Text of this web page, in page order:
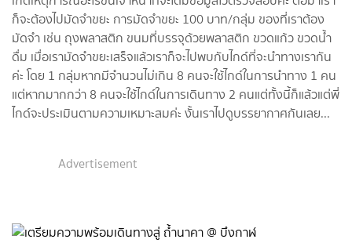
ก็จะต้องไปมัดจำขยะ การมัดจำขยะ 100 บาท/กลุ่ม ของที่เราต้อง
มัดจำ เช่น ถุงพลาสติก ขนมที่บรรจุด้วยพลาสติก ขวดแก้ว ขวดน้ำ
ดื่ม เมื่อเรามัดจำขยะเสร็จแล้วเราก็จะไปพบกับไกด์ที่จะนำทางเรากัน
ค่ะ โดย 1 กลุ่มหากมีจำนวนไม่เกิน 8 คนจะใช้ไกด์ในการนำทาง 1 คน
แต่หากมากกว่า 8 คนจะใช้ไกด์ในการเดินทาง 2 คนแต่ทั้งนี้ก็แล้วแต่พี่
ไกด์จะประเมินตามความเหมาะสมค่ะ งั้นเราไปดูบรรยากาศกันเลย...
Advertisement